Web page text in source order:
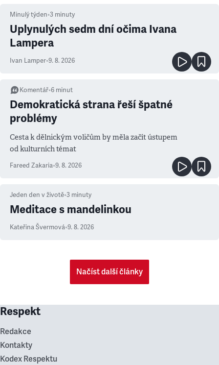
Minulý týden•3 minuty
Uplynulých sedm dní očima Ivana
Lampera
Ivan Lamper•9. 8. 2026
Komentář•6 minut
Demokratická strana řeší špatné
problémy
Cesta k dělnickým voličům by měla začít ústupem
od kulturních témat
Fareed Zakaria•9. 8. 2026
Jeden den v životě•3 minuty
Meditace s mandelinkou
Kateřina Švermová•9. 8. 2026
Načíst další články
Respekt
Redakce
Kontakty
Kodex Respektu